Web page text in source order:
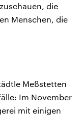
die
Menschen, die
Meßstetten
Im November
mit einigen